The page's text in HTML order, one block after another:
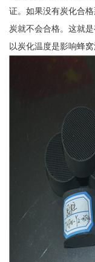
证。如果没有炭化合
炭就不会合格。这就
以炭化温度是影响蜂